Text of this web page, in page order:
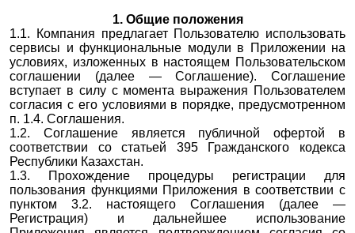
1. Общие положения
1.1. Компания предлагает Пользователю использовать
сервисы и функциональные модули в Приложении на
условиях, изложенных в настоящем Пользовательском
соглашении (далее — Соглашение). Соглашение
вступает в силу с момента выражения Пользователем
согласия с его условиями в порядке, предусмотренном
п. 1.4. Соглашения.
1.2. Соглашение является публичной офертой в
соответствии со статьей 395 Гражданского кодекса
Республики Казахстан.
1.3. Прохождение процедуры регистрации для
пользования функциями Приложения в соответствии с
пунктом 3.2. настоящего Соглашения (далее —
Регистрация) и дальнейшее использование